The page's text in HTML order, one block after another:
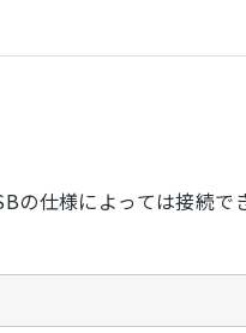
の仕様によっては接続で